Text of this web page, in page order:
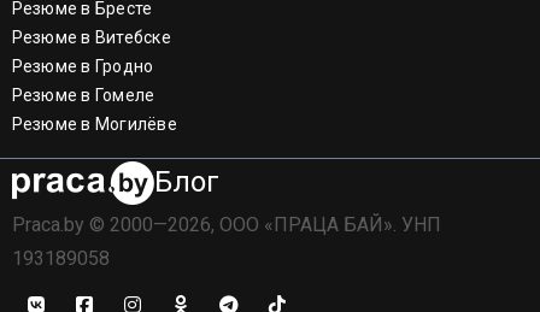
Резюме в Бресте
Резюме в Витебске
Резюме в Гродно
Резюме в Гомеле
Резюме в Могилёве
Блог
Praca.by © 2000—2026, ООО «ПРАЦА БАЙ». УНП
193189058